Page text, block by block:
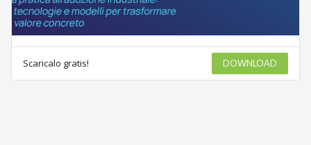
Scaricalo gratis! DOWNLOAD